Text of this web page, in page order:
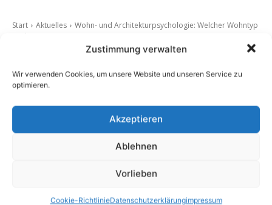
Zustimmung verwalten
Wir verwenden Cookies, um unsere Website und unseren Service zu
optimieren.
Akzeptieren
Ablehnen
Vorlieben
Cookie-RichtlinieDatenschutzerklärungimpressum